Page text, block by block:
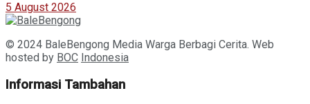
5 August 2026
© 2024 BaleBengong Media Warga Berbagi Cerita. Web
hosted by BOC Indonesia
Informasi Tambahan